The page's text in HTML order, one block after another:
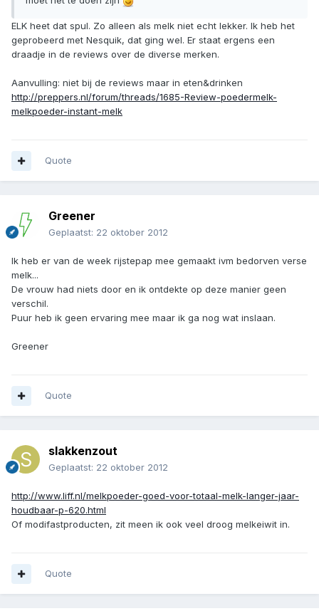
ELK heet dat spul. Zo alleen als melk niet echt lekker. Ik heb het
geprobeerd met Nesquik, dat ging wel. Er staat ergens een
draadje in de reviews over de diverse merken.
Aanvulling: niet bij de reviews maar in eten&drinken
http://preppers.nl/forum/threads/1685-Review-poedermelk-
melkpoeder-instant-melk
Quote
Greener
Geplaatst: 22 oktober 2012
Ik heb er van de week rijstepap mee gemaakt ivm bedorven verse
melk...
De vrouw had niets door en ik ontdekte op deze manier geen
verschil.
Puur heb ik geen ervaring mee maar ik ga nog wat inslaan.
Greener
Quote
slakkenzout
Geplaatst: 22 oktober 2012
http://www.liff.nl/melkpoeder-goed-voor-totaal-melk-langer-jaar-
houdbaar-p-620.html
Of modifastproducten, zit meen ik ook veel droog melkeiwit in.
Quote